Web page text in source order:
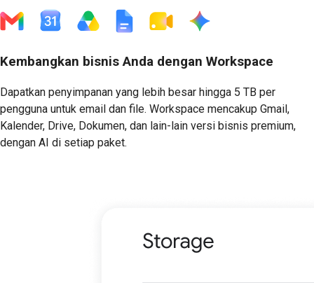
Kembangkan bisnis Anda dengan Workspace
Dapatkan penyimpanan yang lebih besar hingga 5 TB per
pengguna untuk email dan file. Workspace mencakup Gmail,
Kalender, Drive, Dokumen, dan lain-lain versi bisnis premium,
dengan AI di setiap paket.